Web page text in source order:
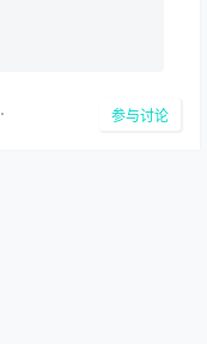
参与讨论